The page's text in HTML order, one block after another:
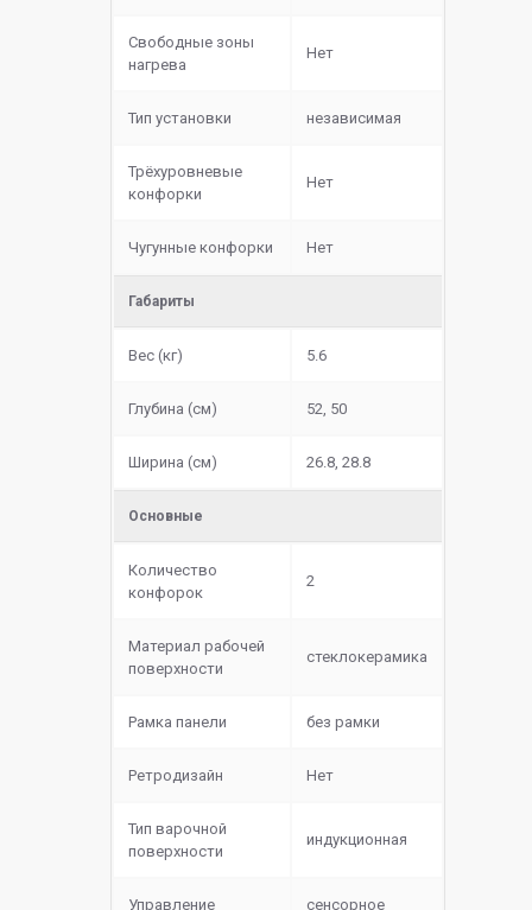
Свободные зоны
нагрева
Нет
Тип установки независимая
Трёхуровневые
конфорки
Нет
Чугунные конфорки Нет
Габариты
Вес (кг) 5.6
Глубина (см) 52, 50
Ширина (см) 26.8, 28.8
Основные
Количество
конфорок
2
Материал рабочей
поверхности
cтеклокерамика
Рамка панели без рамки
Ретродизайн Нет
Тип варочной
поверхности
индукционная
Управление сенсорное